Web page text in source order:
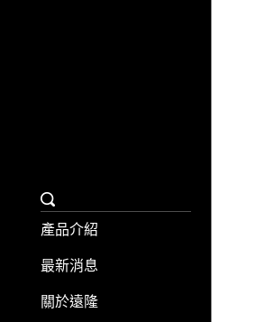
產品介紹
最新消息
關於遠隆